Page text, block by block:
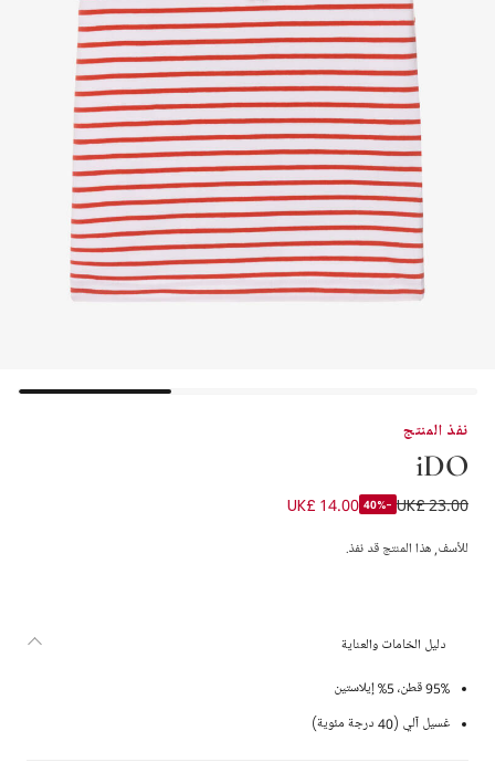
نفذ المنتج
iDO
تيشيرت قطن مخطط بفيونكة لون أحمر وأبيض للبنات
UK£ 23.00
-40%
UK£ 14.00
للأسف, هذا المنتج قد نفذ.
دليل الخامات والعناية
95% قطن، 5% إيلاستين
غسيل آلي (40 درجة مئوية)